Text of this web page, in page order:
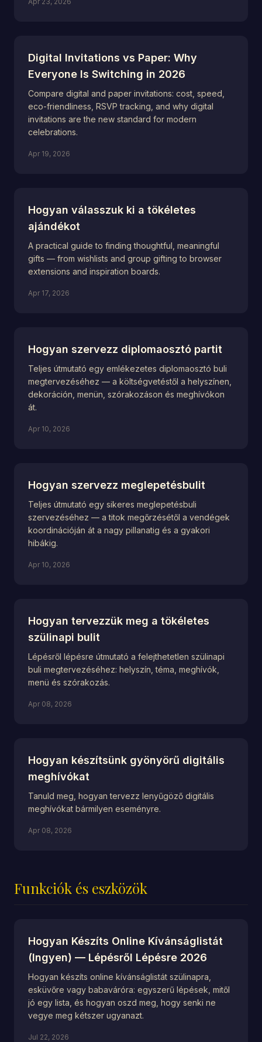
Digital Invitations vs Paper: Why
Everyone Is Switching in 2026
Compare digital and paper invitations: cost, speed,
eco-friendliness, RSVP tracking, and why digital
invitations are the new standard for modern
celebrations.
Apr 19, 2026
Hogyan válasszuk ki a tökéletes
ajándékot
A practical guide to finding thoughtful, meaningful
gifts — from wishlists and group gifting to browser
extensions and inspiration boards.
Apr 17, 2026
Hogyan szervezz diplomaosztó partit
Teljes útmutató egy emlékezetes diplomaosztó buli
megtervezéséhez — a költségvetéstől a helyszínen,
dekoráción, menün, szórakozáson és meghívókon
át.
Apr 10, 2026
Hogyan szervezz meglepetésbulit
Teljes útmutató egy sikeres meglepetésbuli
szervezéséhez — a titok megőrzésétől a vendégek
koordinációján át a nagy pillanatig és a gyakori
hibákig.
Apr 10, 2026
Hogyan tervezzük meg a tökéletes
szülinapi bulit
Lépésről lépésre útmutató a felejthetetlen szülinapi
buli megtervezéséhez: helyszín, téma, meghívók,
menü és szórakozás.
Apr 08, 2026
Hogyan készítsünk gyönyörű digitális
meghívókat
Tanuld meg, hogyan tervezz lenyűgöző digitális
meghívókat bármilyen eseményre.
Apr 08, 2026
Funkciók és eszközök
Hogyan Készíts Online Kívánságlistát
(Ingyen) — Lépésről Lépésre 2026
Hogyan készíts online kívánságlistát szülinapra,
esküvőre vagy babaváróra: egyszerű lépések, mitől
jó egy lista, és hogyan oszd meg, hogy senki ne
vegye meg kétszer ugyanazt.
Jul 22, 2026